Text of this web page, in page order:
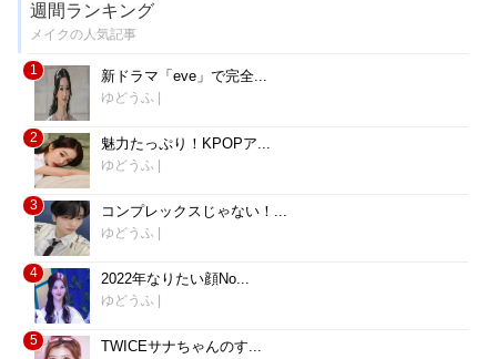
週間ランキング
メイクの人気記事
1 新ドラマ「eve」で完全...
ゆどうふ
2 魅力たっぷり！KPOPア...
ゆどうふ
3 コンプレックスじゃない！...
ゆどうふ
4 2022年なりたい顔No...
ゆどうふ
5 TWICEサナちゃんのす...